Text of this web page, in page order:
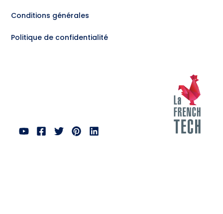
Conditions générales
Politique de confidentialité